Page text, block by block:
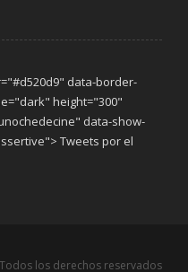
data-border-
height="300"
data-show-
Tweets por el
los derechos reservados